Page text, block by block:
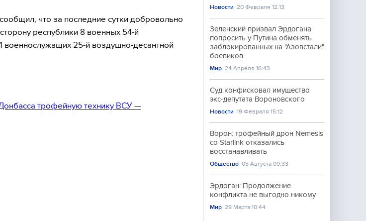
что за последние сутки добровольно
республики 8 военных 54-й
военнослужащих 25-й воздушно-десантной
трофейную технику ВСУ —
Новости 20 Февраля 12:13
Зеленский призвал Эрдогана
попросить у Путина обменять
заблокированных на "Азовстали"
боевиков
Мир 24 Апреля 16:43
Суд конфисковал имущество
экс-депутата Вороновского
Новости 19 Февраля 15:12
Ворон: трофейный дрон Nemesis
со Starlink отказались
восстанавливать
Общество 05 Августа 09:33
Эрдоган: Продолжение
конфликта не выгодно никому
Мир 29 Марта 10:44